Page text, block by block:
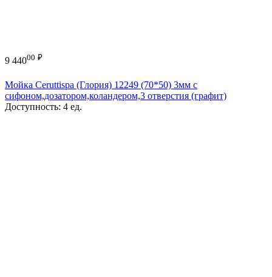
9 44000 ₽
Мойка Ceruttispa (Глория) 12249 (70*50) 3мм с
сифоном,дозатором,коландером,3 отверстия (графит)
Доступность: 4 ед.